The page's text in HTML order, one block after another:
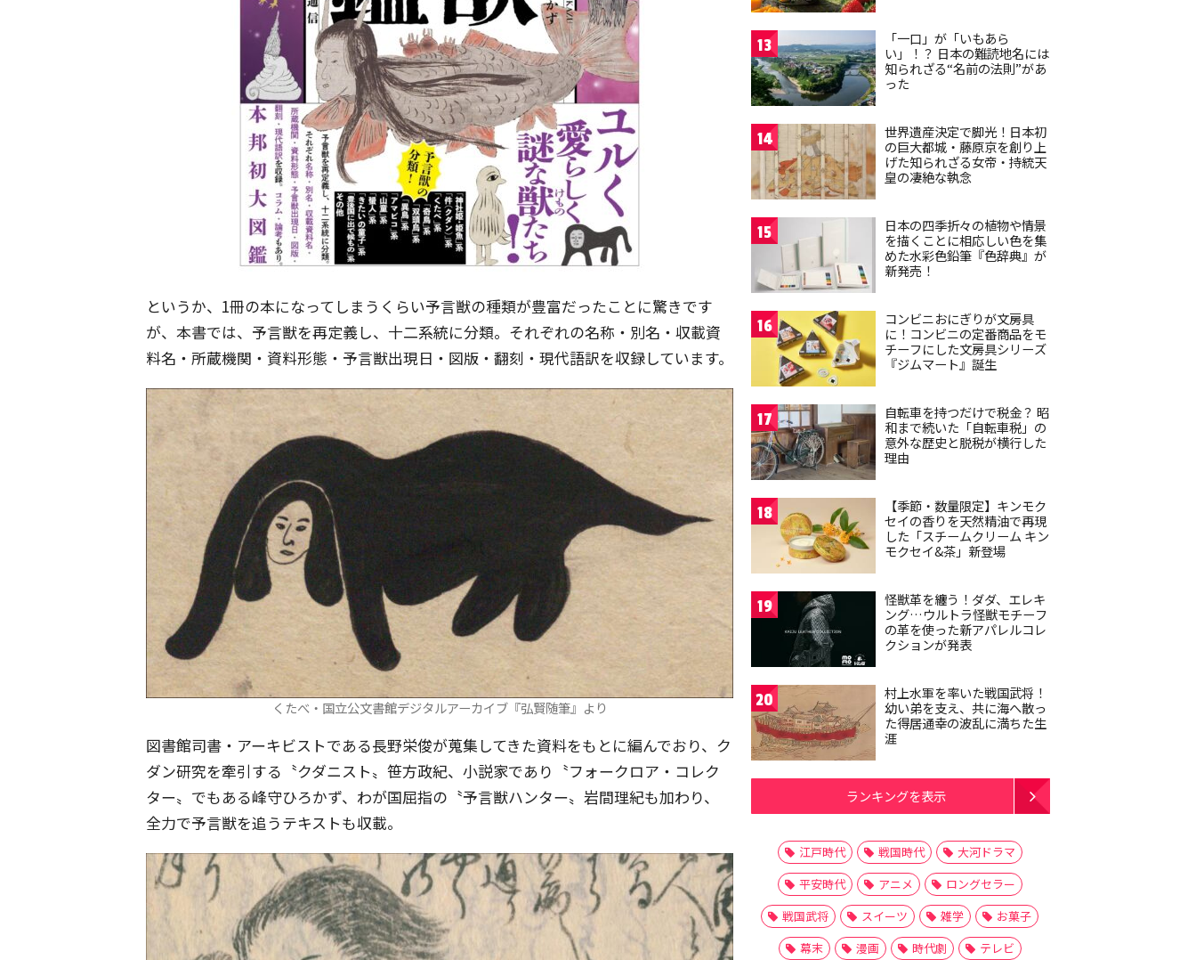
というか、1冊の本になってしまうくらい予言獣の種類が豊富だったことに驚きです
が、本書では、予言獣を再定義し、十二系統に分類。それぞれの名称・別名・収載資
料名・所蔵機関・資料形態・予言獣出現日・図版・翻刻・現代語訳を収録しています。
くたべ・国立公文書館デジタルアーカイブ『弘賢随筆』より
図書館司書・アーキビストである長野栄俊が蒐集してきた資料をもとに編んでおり、ク
ダン研究を牽引する〝クダニスト〟笹方政紀、小説家であり〝フォークロア・コレク
ター〟でもある峰守ひろかず、わが国屈指の〝予言獣ハンター〟岩間理紀も加わり、
全力で予言獣を追うテキストも収載。
13
「一口」が「いもあら
い」！？ 日本の難読地名には
知られざる“名前の法則”があ
った
14
世界遺産決定で脚光！日本初
の巨大都城・藤原京を創り上
げた知られざる女帝・持統天
皇の凄絶な執念
15
日本の四季折々の植物や情景
を描くことに相応しい色を集
めた水彩色鉛筆『色辞典』が
新発売！
16
コンビニおにぎりが文房具
に！コンビニの定番商品をモ
チーフにした文房具シリーズ
『ジムマート』誕生
17
自転車を持つだけで税金？ 昭
和まで続いた「自転車税」の
意外な歴史と脱税が横行した
理由
18
【季節・数量限定】キンモク
セイの香りを天然精油で再現
した「スチームクリーム キン
モクセイ&茶」新登場
19
怪獣革を纏う！ダダ、エレキ
ング…ウルトラ怪獣モチーフ
の革を使った新アパレルコレ
クションが発表
20
村上水軍を率いた戦国武将！
幼い弟を支え、共に海へ散っ
た得居通幸の波乱に満ちた生
涯
ランキングを表示
江戸時代 戦国時代
大河ドラマ
平安時代
アニメ
ロングセラー
戦国武将
スイーツ 雑学
お菓子
幕末
漫画 時代劇
テレビ